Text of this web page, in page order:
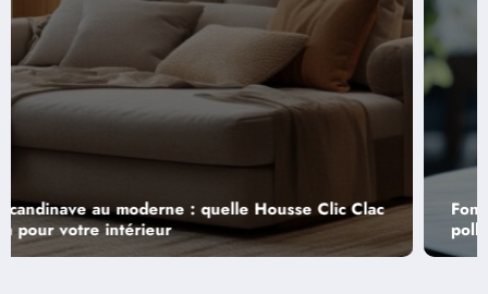
Fontaine a encens : Decoration zen ou source de
pollution ? Le guide pour tout comprendre